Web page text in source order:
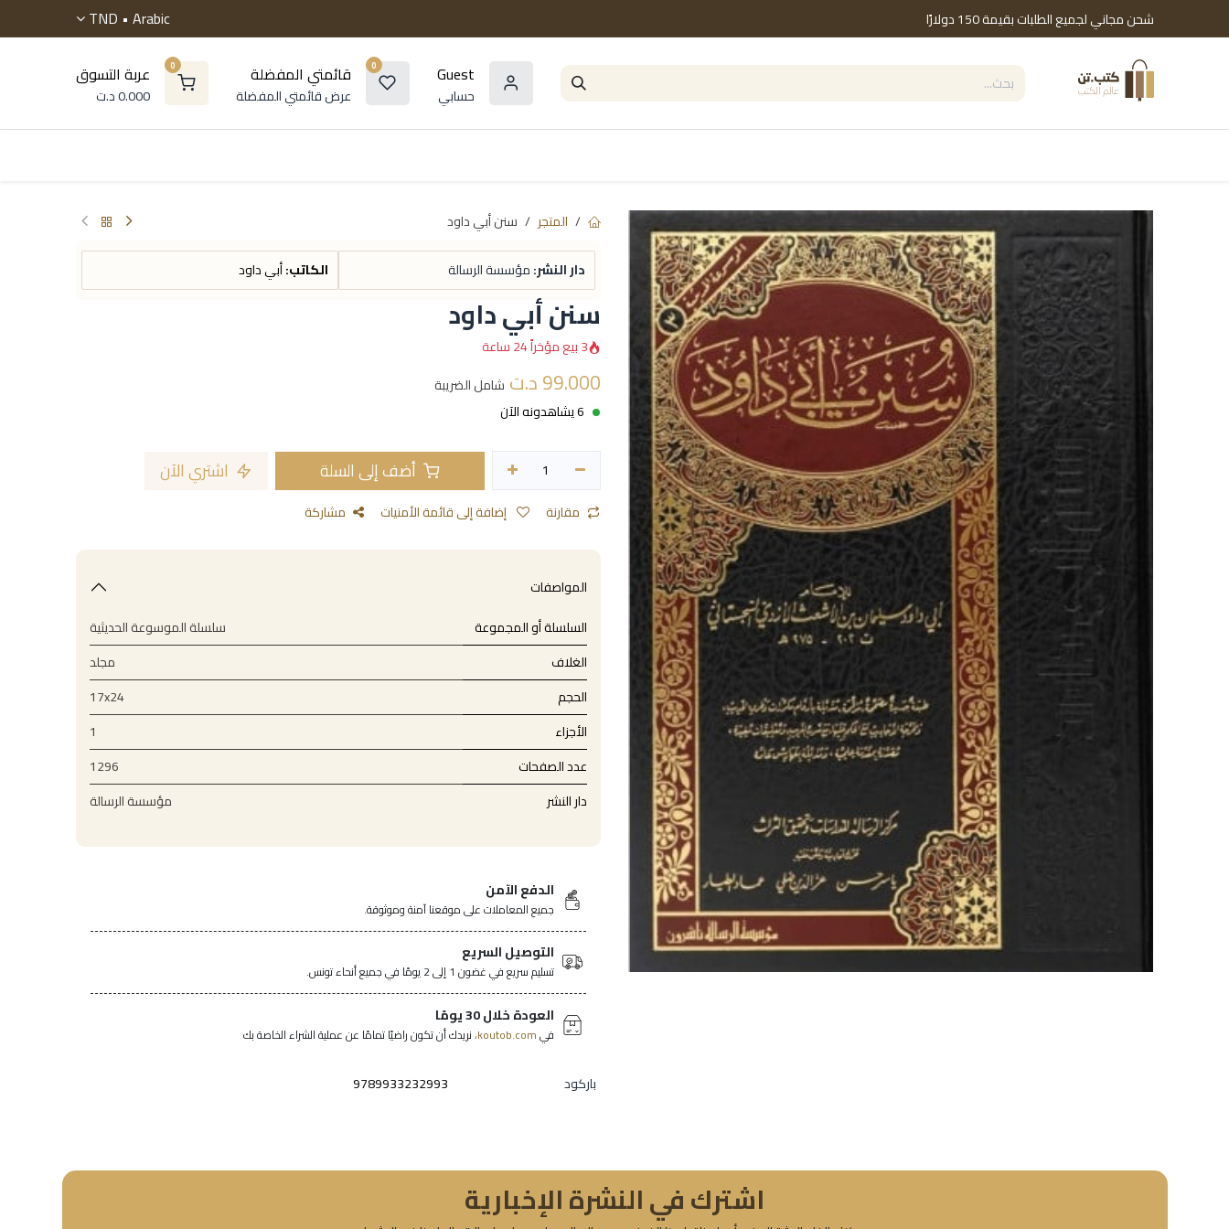
شحن مجاني لجميع الطلبات بقيمة 150 دولارًا Arabic •
TND
0 عربة التسوق
0.000د.ت
0 قائمتي المفضلة
عرض قائمتي المفضلة
Guest
حسابي
المتجر سنن أبي داود
دار النشر:مؤسسة الرسالة الكاتب:أبي داود
سنن أبي داود
3 بيع مؤخراً 24 ساعة
99.000د.ت شامل الضريبة
6 يشاهدونه الآن
أضف إلى السلة اشتري الآن
مقارنة مشاركة
المواصفات
السلسلة أو المجموعة
سلسلة الموسوعة الحديثية
الغلاف
مجلد
الحجم
17x24
الأجزاء
1
عدد الصفحات
1296
دار النشر
مؤسسة الرسالة
الدفع الآمن
جميع المعاملات على موقعنا آمنة وموثوقة.
التوصيل السريع
تسليم سريع في غضون 1 إلى 2 يومًا في جميع أنحاء تونس.
العودة خلال 30 يومًا
فيkoutob.com، نريدك أن تكون راضيًا تمامًا عن عملية الشراء الخاصة بك
باركود 9789933232993
اشترك في النشرة الإخبارية